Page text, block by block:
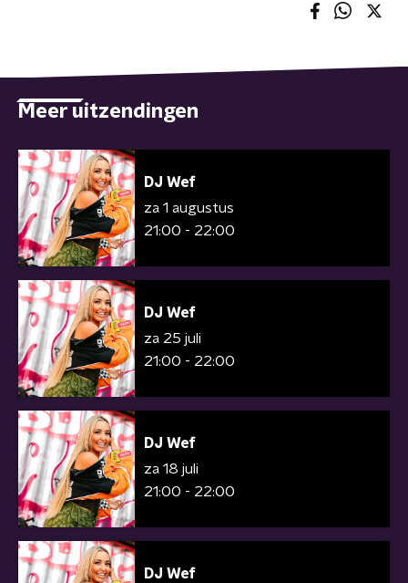
Meer uitzendingen
DJ Wef
za 1 augustus
21:00 - 22:00
DJ Wef
za 25 juli
21:00 - 22:00
DJ Wef
za 18 juli
21:00 - 22:00
DJ Wef